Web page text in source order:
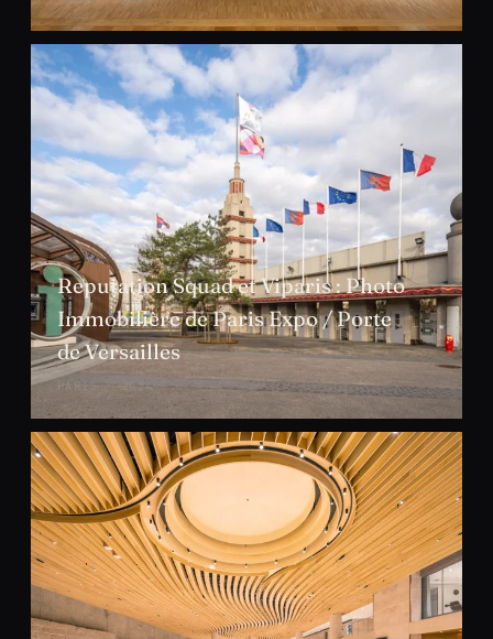
Reputation Squad et Viparis : Photo
Immobilière de Paris Expo / Porte
de Versailles
PARIS · 2024